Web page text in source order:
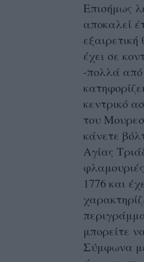
Επισήμως
αποκαλεί
έχει σε
-πολλά από
κεντρικό
του
κάνετε
Αγίας
1776 και
μπορείτε
Σύμφωνα